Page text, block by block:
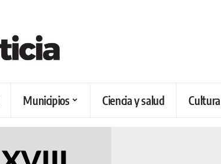
Municipios Ciencia y salud